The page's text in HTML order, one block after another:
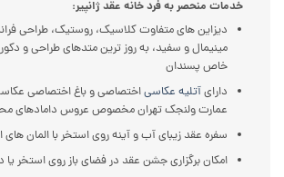
خدمات منحصر به فرد خانه عقد ژانپیر:
دیزاین های متفاوت کلاسیک، روستیک، طراحی
مینیمال و سفید، به روز ترین متدهای طراحی و
خاص پسندان
دارایآتلیه عکاسیاختصاصی و باغ اختصاصی
عمارت ولنجک تهران مخصوص عروس دامادهای
سفره عقد زیبای آب و آینه روی استخر با المان های
امکان برگزاری جشن عقد در فضای باز روی استخر